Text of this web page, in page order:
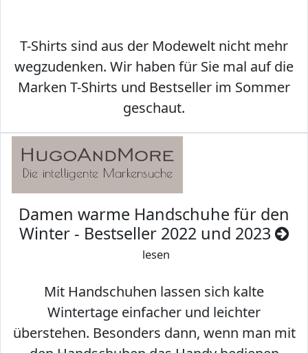
T-Shirts sind aus der Modewelt nicht mehr
wegzudenken. Wir haben für Sie mal auf die
Marken T-Shirts und Bestseller im Sommer
geschaut.
Damen warme Handschuhe für den
Winter - Bestseller 2022 und 2023
lesen
Mit Handschuhen lassen sich kalte
Wintertage einfacher und leichter
überstehen. Besonders dann, wenn man mit